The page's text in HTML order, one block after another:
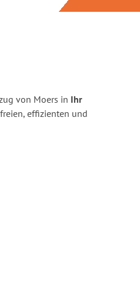
von Moers in Ihr
effizienten und